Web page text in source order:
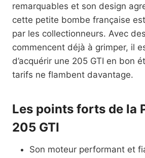
remarquables et son design
cette petite bombe française
par les collectionneurs. Avec
commencent déjà à grimper, il
d’acquérir une 205 GTI en bon
tarifs ne flambent davantage.
Les points forts de la
205 GTI
Son moteur performant et